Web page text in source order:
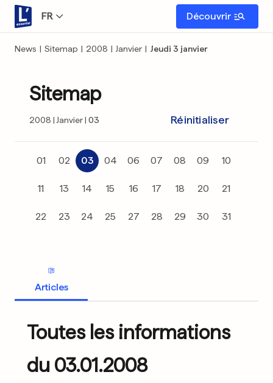
FR Découvrir
News | Sitemap | 2008 | Janvier | Jeudi 3 janvier
Sitemap
2008 Janvier 03 Réinitialiser
01 02 03 04 06 07 08 09 10
11 13 14 15 16 17 18 20 21
22 23 24 25 27 28 29 30 31
Articles
Toutes les informations
du 03.01.2008